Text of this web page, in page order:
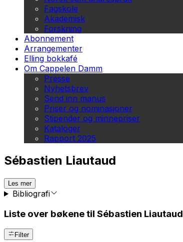
Fagskole
Akademisk
Forskning
Abonnement
Arrangementer
Elling bokkafé
Om Cappelen Damm
Presse
Nyhetsbrev
Send inn manus
Priser og nominasjoner
Stipender og minnepriser
Kataloger
Rapport 2025
Sébastien Liautaud
Les mer
Bibliografi
Liste over bøkene til Sébastien Liautaud
Filter